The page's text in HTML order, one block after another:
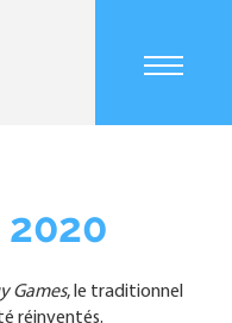
2020
Games, le traditionnel
réinventés.